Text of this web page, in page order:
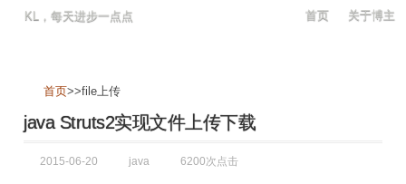
KL，每天进步一点点 首页 关于博主
首页>>file上传
java Struts2实现文件上传下载
2015-06-20 java 6200次点击